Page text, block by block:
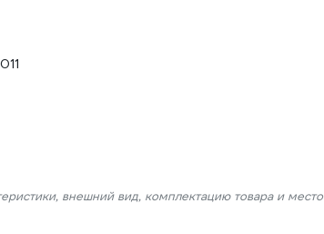
внешний вид, комплектацию товара и место